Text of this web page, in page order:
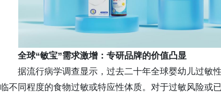
全球“敏宝”需求激增：专研品牌的价值凸显
据流行病学调查显示，过去二十年全球婴幼儿过敏
临不同程度的食物过敏或特应性体质。对于过敏风险或